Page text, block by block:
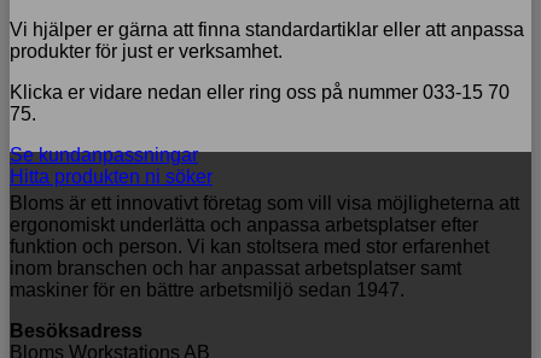
Vi hjälper er gärna att finna standardartiklar eller att anpassa
produkter för just er verksamhet.
Klicka er vidare nedan eller ring oss på nummer 033-15 70
75.
Se kundanpassningar
Hitta produkten ni söker
Bloms är ett innovativt företag som vill visa möjligheterna att
ergonomiskt underlätta och anpassa arbetsplatser efter
funktion och person. Vi kan stoltsera med stor erfarenhet
inom branschen och har anpassat arbetsplatser samt
maskiner för en bättre arbetsmiljö sedan 1947.
Besöksadress
Bloms Workstations AB